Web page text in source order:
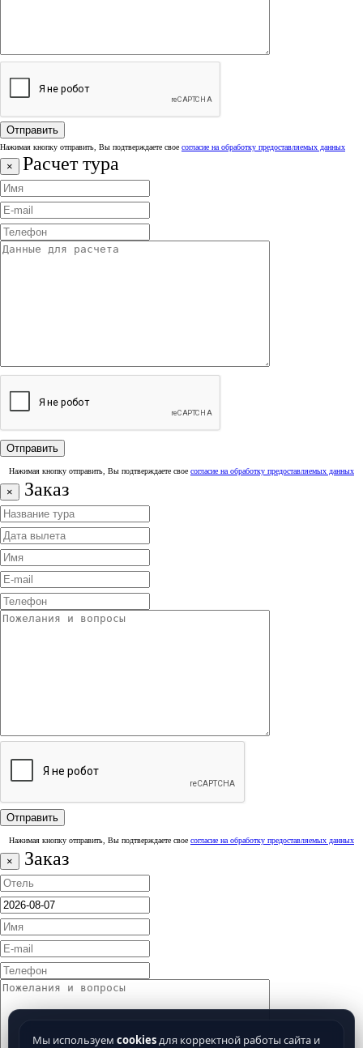
Нажимая кнопку отправить, Вы подтверждаете свое согласие на обработку предоставляемых данных
× Расчет тура
Нажимая кнопку отправить, Вы подтверждаете свое согласие на обработку предоставляемых данных
× Заказ
Нажимая кнопку отправить, Вы подтверждаете свое согласие на обработку предоставляемых данных
× Заказ
Мы используем cookiesдля корректной работы сайта и